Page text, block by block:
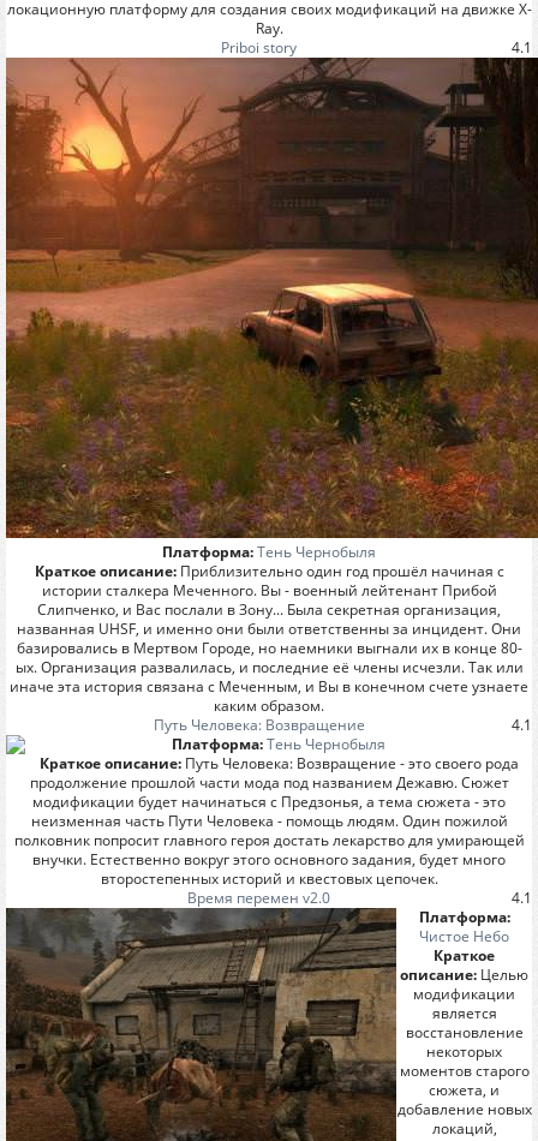
локационную платформу для создания своих модификаций на движке X-
Ray.
4.1
Priboi story
Платформа:Тень Чернобыля
Краткое описание:Приблизительно один год прошёл начиная с
истории сталкера Меченного. Вы - военный лейтенант Прибой
Слипченко, и Вас послали в Зону... Была секретная организация,
названная UHSF, и именно они были ответственны за инцидент. Они
базировались в Мертвом Городе, но наемники выгнали их в конце 80-
ых. Организация развалилась, и последние её члены исчезли. Так или
иначе эта история связана с Меченным, и Вы в конечном счете узнаете
каким образом.
4.1
Путь Человека: Возвращение
Платформа:Тень Чернобыля
Краткое описание:Путь Человека: Возвращение - это своего рода
продолжение прошлой части мода под названием Дежавю. Сюжет
модификации будет начинаться с Предзонья, а тема сюжета - это
неизменная часть Пути Человека - помощь людям. Один пожилой
полковник попросит главного героя достать лекарство для умирающей
внучки. Естественно вокруг этого основного задания, будет много
второстепенных историй и квестовых цепочек.
4.1
Время перемен v2.0
Платформа:
Чистое Небо
Краткое
описание: Целью
модификации
является
восстановление
некоторых
моментов старого
сюжета, и
добавление новых
локаций,